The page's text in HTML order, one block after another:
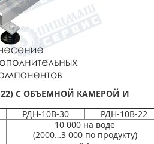
22) С ОБЪЕМНОЙ КАМЕРОЙ И
РДН-10В-30
РДН-10В-22
10 000 на воде
(2000…3 000 по продукту)